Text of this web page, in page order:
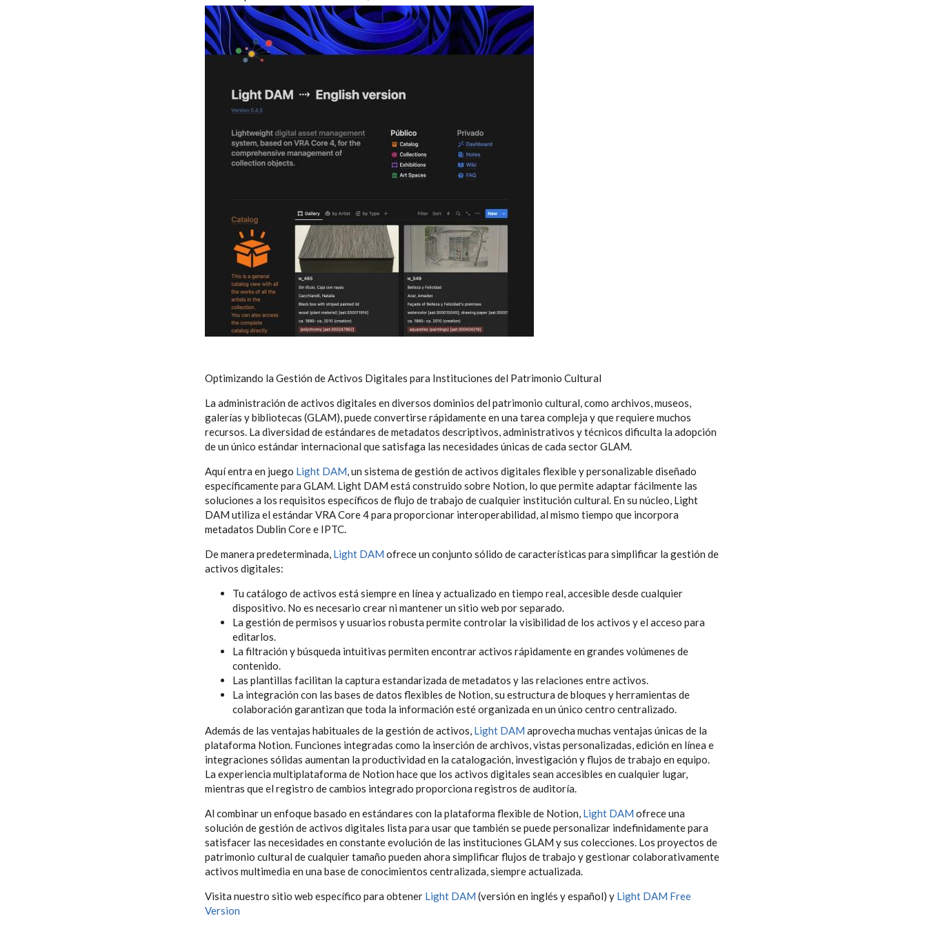
Optimizando la Gestión de Activos Digitales para Instituciones del Patrimonio Cultural
La administración de activos digitales en diversos dominios del patrimonio cultural, como archivos, museos,
galerías y bibliotecas (GLAM), puede convertirse rápidamente en una tarea compleja y que requiere muchos
recursos. La diversidad de estándares de metadatos descriptivos, administrativos y técnicos dificulta la adopción
de un único estándar internacional que satisfaga las necesidades únicas de cada sector GLAM.
Aquí entra en juego Light DAM, un sistema de gestión de activos digitales flexible y personalizable diseñado
específicamente para GLAM. Light DAM está construido sobre Notion, lo que permite adaptar fácilmente las
soluciones a los requisitos específicos de flujo de trabajo de cualquier institución cultural. En su núcleo, Light
DAM utiliza el estándar VRA Core 4 para proporcionar interoperabilidad, al mismo tiempo que incorpora
metadatos Dublin Core e IPTC.
De manera predeterminada, Light DAM ofrece un conjunto sólido de características para simplificar la gestión de
activos digitales:
Tu catálogo de activos está siempre en línea y actualizado en tiempo real, accesible desde cualquier
dispositivo. No es necesario crear ni mantener un sitio web por separado.
La gestión de permisos y usuarios robusta permite controlar la visibilidad de los activos y el acceso para
editarlos.
La filtración y búsqueda intuitivas permiten encontrar activos rápidamente en grandes volúmenes de
contenido.
Las plantillas facilitan la captura estandarizada de metadatos y las relaciones entre activos.
La integración con las bases de datos flexibles de Notion, su estructura de bloques y herramientas de
colaboración garantizan que toda la información esté organizada en un único centro centralizado.
Además de las ventajas habituales de la gestión de activos, Light DAM aprovecha muchas ventajas únicas de la
plataforma Notion. Funciones integradas como la inserción de archivos, vistas personalizadas, edición en línea e
integraciones sólidas aumentan la productividad en la catalogación, investigación y flujos de trabajo en equipo.
La experiencia multiplataforma de Notion hace que los activos digitales sean accesibles en cualquier lugar,
mientras que el registro de cambios integrado proporciona registros de auditoría.
Al combinar un enfoque basado en estándares con la plataforma flexible de Notion, Light DAM ofrece una
solución de gestión de activos digitales lista para usar que también se puede personalizar indefinidamente para
satisfacer las necesidades en constante evolución de las instituciones GLAM y sus colecciones. Los proyectos de
patrimonio cultural de cualquier tamaño pueden ahora simplificar flujos de trabajo y gestionar colaborativamente
activos multimedia en una base de conocimientos centralizada, siempre actualizada.
Visita nuestro sitio web específico para obtener Light DAM (versión en inglés y español) y Light DAM Free
Version